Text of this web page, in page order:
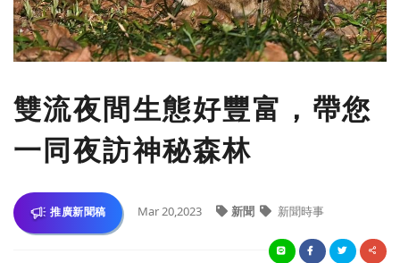
雙流夜間生態好豐富，帶您
一同夜訪神秘森林
推廣新聞稿 Mar 20,2023 新聞 新聞時事